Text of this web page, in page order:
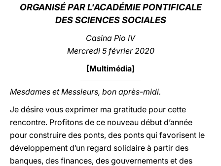
ORGANISÉ PAR L'ACADÉMIE PONTIFICALE
DES SCIENCES SOCIALES
Casina Pio IV
Mercredi 5 février2020
[Multimédia]
Mesdames et Messieurs, bon après-midi.
Je désire vous exprimer ma gratitude pour cette
rencontre. Profitons de ce nouveau début d’année
pour construire des ponts, des ponts qui favorisent le
développement d’un regard solidaire à partir des
banques, des finances, des gouvernements et des